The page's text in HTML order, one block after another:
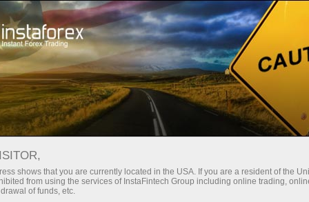
Як почати заробляти
Як почати торгувати на
Форекс новачку?
shows that you are currently located in the USA. If you are a resident of the
from using the services of InstaFintech Group including online trading,
of funds, etc.